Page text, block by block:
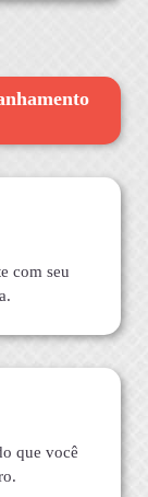
com seu
que você